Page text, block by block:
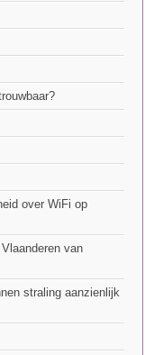
over WiFi op
van
straling aanzienlijk